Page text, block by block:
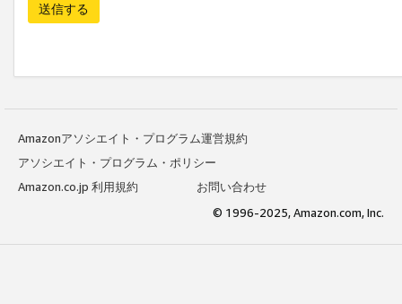
送信する
Amazonアソシエイト・プログラム運営規約
アソシエイト・プログラム・ポリシー
Amazon.co.jp 利用規約
お問い合わせ
© 1996-2025, Amazon.com, Inc.